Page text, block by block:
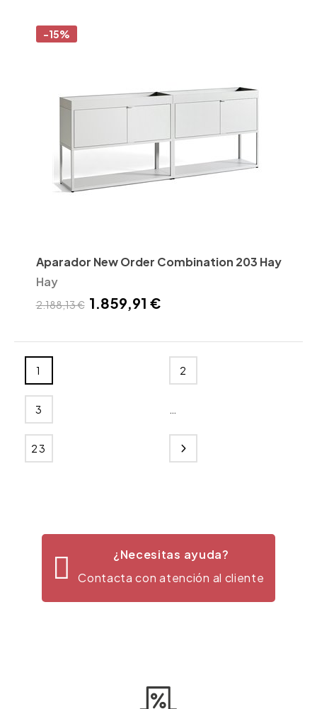
-15%
Aparador New Order Combination 203 Hay
Hay
2.188,13 € 1.859,91 €
1 2
3 …
23
¿Necesitas ayuda?
Contacta con atención al cliente